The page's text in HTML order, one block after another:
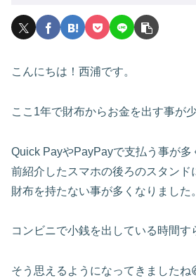
こんにちは！西浦です。
ここ1年で財布からお金を出す事が
Quick PayやPayPayで支払う事が多
前紹介したスマホの後ろのスタンド
財布を持たない事が多くなりました。
コンビニで小銭を出している時間す
そう思えるようになってきましたね